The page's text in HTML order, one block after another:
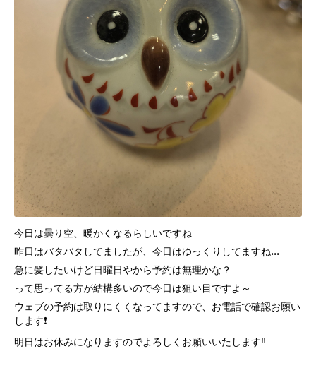
今日は曇り空、暖かくなるらしいですね
昨日はバタバタしてましたが、今日はゆっくりしてますね…
急に髪したいけど日曜日やから予約は無理かな？
って思ってる方が結構多いので今日は狙い目ですよ～
ウェブの予約は取りにくくなってますので、お電話で確認お願い
します❗
明日はお休みになりますのでよろしくお願いいたします‼️